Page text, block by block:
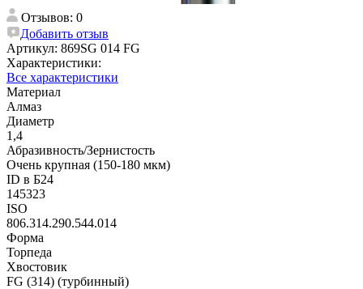
Отзывов: 0
Добавить отзыв
Артикул: 869SG 014 FG
Характеристики:
Все характеристики
Материал
Алмаз
Диаметр
1,4
Абразивность/Зернистость
Очень крупная (150-180 мкм)
ID в Б24
145323
ISO
806.314.290.544.014
Форма
Торпеда
Хвостовик
FG (314) (турбинный)